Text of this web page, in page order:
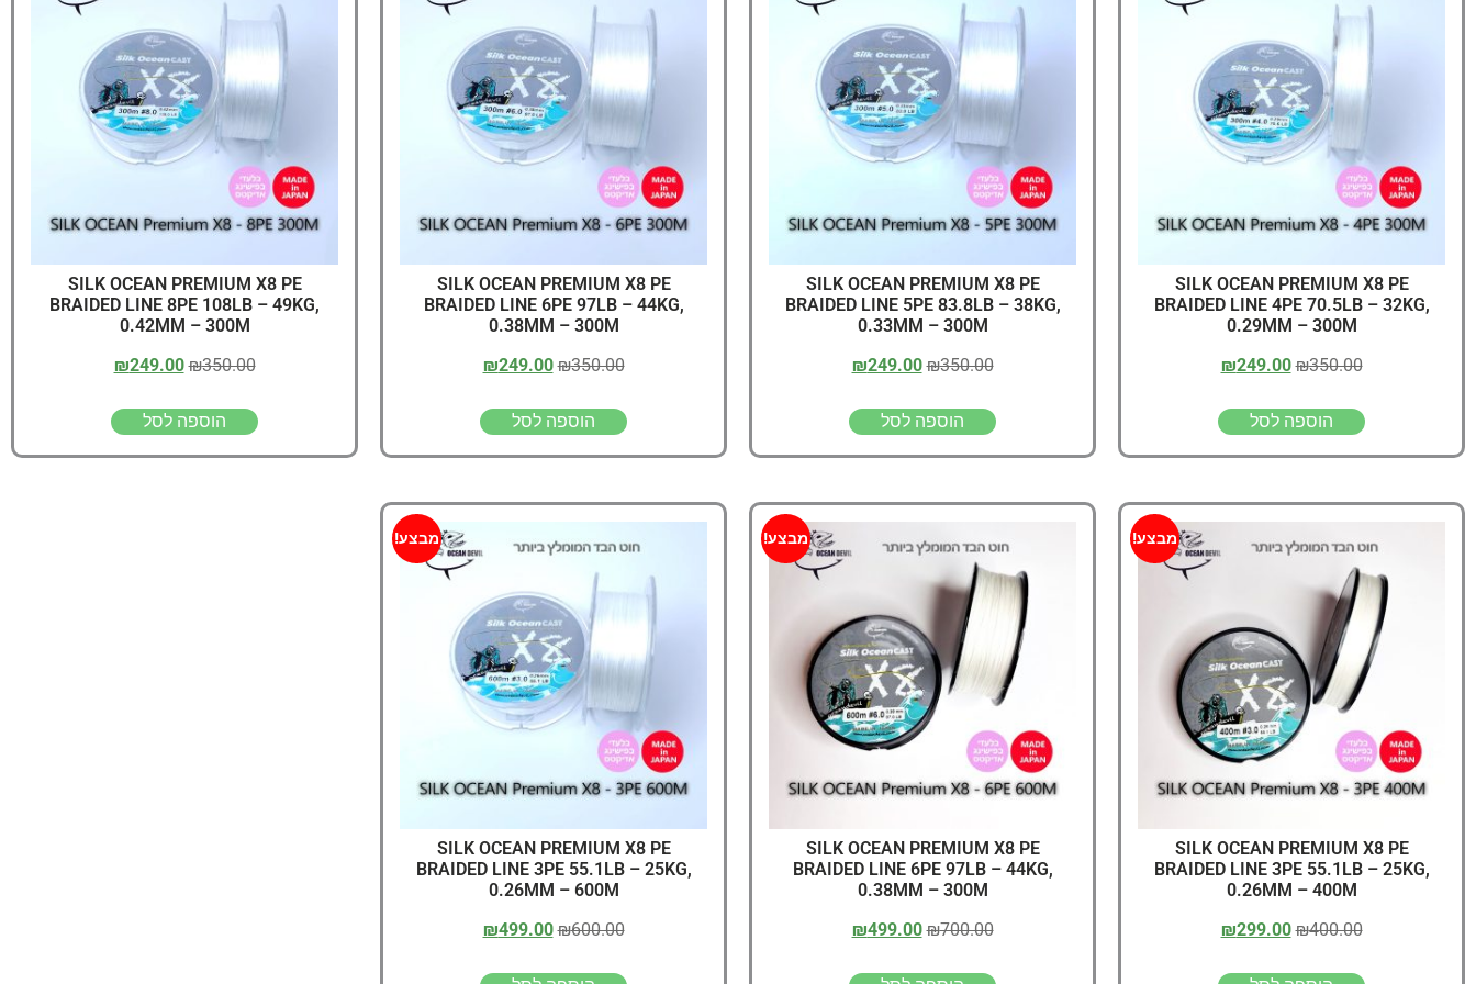
דיג – מאמרים בנושא דיג
החנות שלי – ציוד מומלץ שווה להכנס!
סל קניות
תקנון אתר
SILK OCEAN PREMIUM X8 PE
BRAIDED LINE 4PE 70.5LB – 32KG,
0.29MM – 300M
₪350.00
₪249.00
הוספה לסל
SILK OCEAN PREMIUM X8 PE
BRAIDED LINE 5PE 83.8LB – 38KG,
0.33MM – 300M
₪350.00
₪249.00
הוספה לסל
SILK OCEAN PREMIUM X8 PE
BRAIDED LINE 6PE 97LB – 44KG,
0.38MM – 300M
₪350.00
₪249.00
הוספה לסל
SILK OCEAN PREMIUM X8 PE
BRAIDED LINE 8PE 108LB – 49KG,
0.42MM – 300M
₪350.00
₪249.00
הוספה לסל
מבצע!
SILK OCEAN PREMIUM X8 PE
BRAIDED LINE 3PE 55.1LB – 25KG,
0.26MM – 400M
₪400.00
₪299.00
מבצע!
SILK OCEAN PREMIUM X8 PE
BRAIDED LINE 6PE 97LB – 44KG,
0.38MM – 300M
₪700.00
₪499.00
מבצע!
SILK OCEAN PREMIUM X8 PE
BRAIDED LINE 3PE 55.1LB – 25KG,
0.26MM – 600M
₪600.00
₪499.00